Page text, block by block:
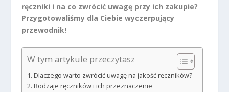
ręczniki i na co zwrócić uwagę przy ich zakupie?
Przygotowaliśmy dla Ciebie wyczerpujący
przewodnik!
W tym artykule przeczytasz
Dlaczego warto zwrócić uwagę na jakość ręczników?
Rodzaje ręczników i ich przeznaczenie